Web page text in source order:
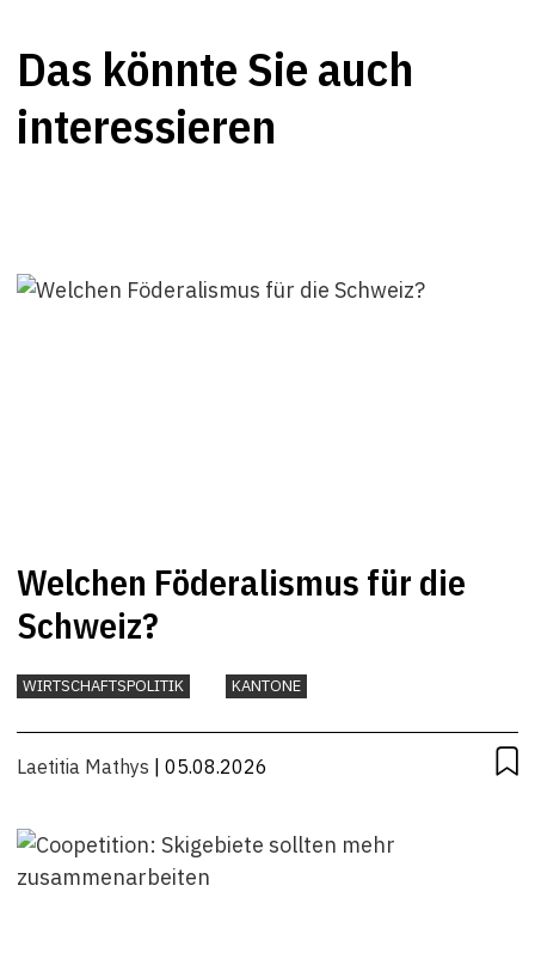
Das könnte Sie auch
interessieren
Welchen Föderalismus für die
Schweiz?
WIRTSCHAFTSPOLITIK KANTONE
Laetitia Mathys | 05.08.2026